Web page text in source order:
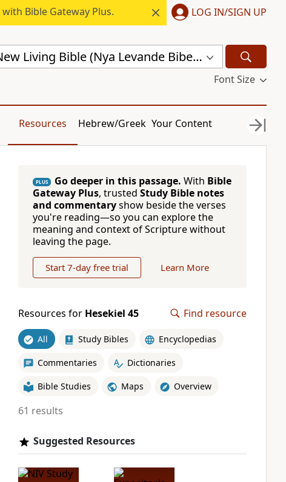
with Bible Gateway Plus. LOG IN/SIGN UP
Swedish New Living Bible (Nya Levande Bibeln) (SVL)
Font Size
Resources Hebrew/Greek Your Content
PLUS Go deeper in this passage. With Bible
Gateway Plus, trusted Study Bible notes
and commentaryshow beside the verses
you're reading—so you can explore the
meaning and context of Scripture without
leaving the page.
Start 7-day free trial Learn More
Resources for Hesekiel 45 Find resource
All Study Bibles Encyclopedias
Commentaries Dictionaries
Bible Studies Maps Overview
61 results
Suggested Resources